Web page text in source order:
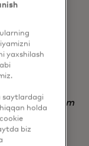
bu
vaqtni
bo'lgan
yaxshilash
saytlardagi
holda
biz